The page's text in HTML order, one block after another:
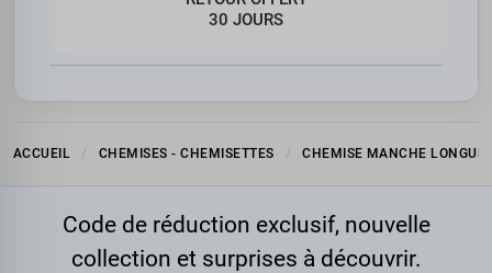
30 JOURS
ACCUEIL CHEMISES - CHEMISETTES CHEMISE MANCHE LONGUE
Code de réduction exclusif, nouvelle
collection et surprises à découvrir.